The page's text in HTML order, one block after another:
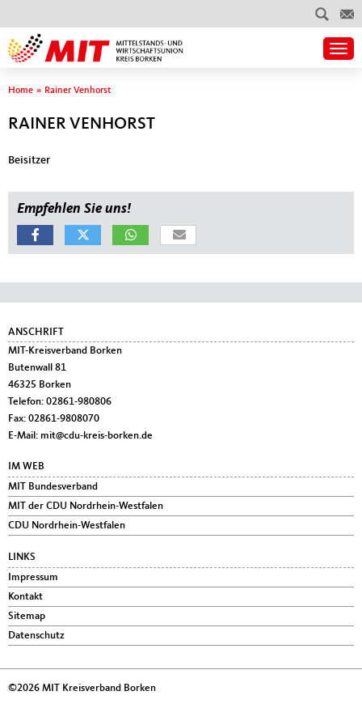
Sie sind hier
Home » Rainer Venhorst
RAINER VENHORST
Beisitzer
Empfehlen Sie uns!
Fußbereich
ANSCHRIFT
MIT-Kreisverband Borken
Butenwall 81
46325 Borken
Telefon: 02861-980806
Fax: 02861-9808070
E-Mail: mit@cdu-kreis-borken.de
IM WEB
MIT Bundesverband
MIT der CDU Nordrhein-Westfalen
CDU Nordrhein-Westfalen
LINKS
Impressum
Kontakt
Sitemap
Datenschutz
©2026 MIT Kreisverband Borken